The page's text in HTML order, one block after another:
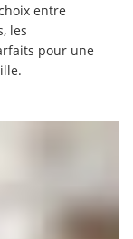
entre
les
pour une